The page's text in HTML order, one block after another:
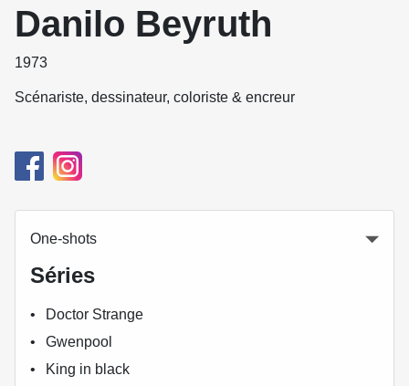
Danilo Beyruth
1973
Scénariste, dessinateur, coloriste & encreur
One-shots
Séries
Doctor Strange
Gwenpool
King in black